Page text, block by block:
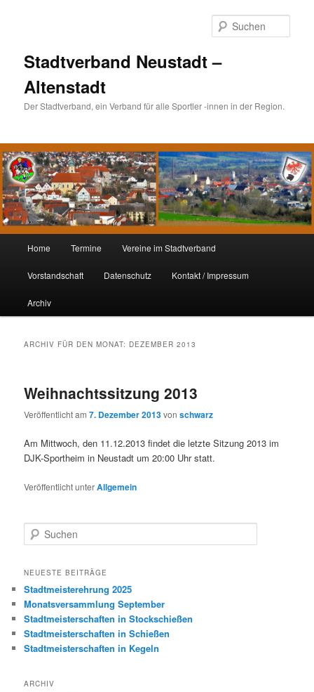
Stadtverband Neustadt –
Altenstadt
Der Stadtverband, ein Verband für alle Sportler -innen in der Region.
Zum
Inhalt
wechseln
Zum
sekundären
Inhalt
wechseln
Home Termine Vereine im Stadtverband
Vorstandschaft Datenschutz Kontakt / Impressum
Archiv
ARCHIV FÜR DEN MONAT: DEZEMBER 2013
Weihnachtssitzung 2013
Veröffentlicht am7. Dezember 2013vonschwarz
Am Mittwoch, den 11.12.2013 findet die letzte Sitzung 2013 im
DJK-Sportheim in Neustadt um 20:00 Uhr statt.
Veröffentlicht unterAllgemein
u
h
n
NEUESTE BEITRÄGE
Stadtmeisterehrung 2025
Monatsversammlung September
Stadtmeisterschaften in Stockschießen
Stadtmeisterschaften in Schießen
Stadtmeisterschaften in Kegeln
ARCHIV